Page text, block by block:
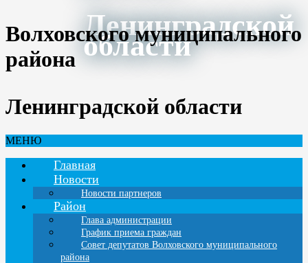
Ленинградской
области
Волховского муниципального
района
Ленинградской области
МЕНЮ
Главная
Новости
Новости партнеров
Район
Глава администрации
График приема граждан
Совет депутатов Волховского муниципального
района